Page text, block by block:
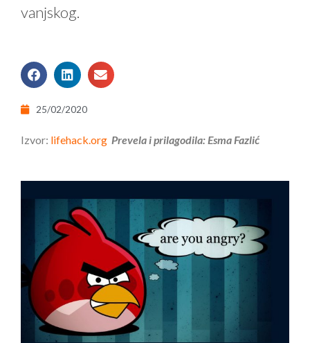
vanjskog.
25/02/2020
Izvor: lifehack.org Prevela i prilagodila: Esma Fazlić